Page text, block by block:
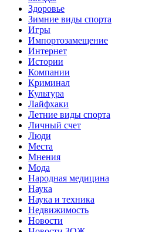
Здоровье
Зимние виды спорта
Игры
Импортозамещение
Интернет
Истории
Компании
Криминал
Культура
Лайфхаки
Летние виды спорта
Личный счет
Люди
Места
Мнения
Мода
Народная медицина
Наука
Наука и техника
Недвижимость
Новости